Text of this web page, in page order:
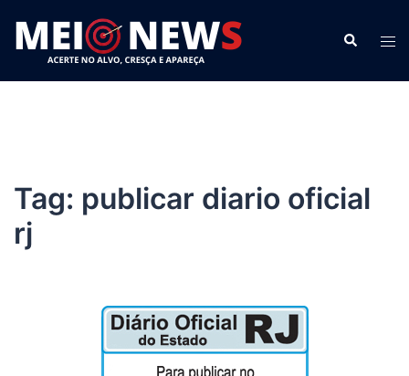
para
conteúdo
Search
Tag: publicar diario oficial
rj